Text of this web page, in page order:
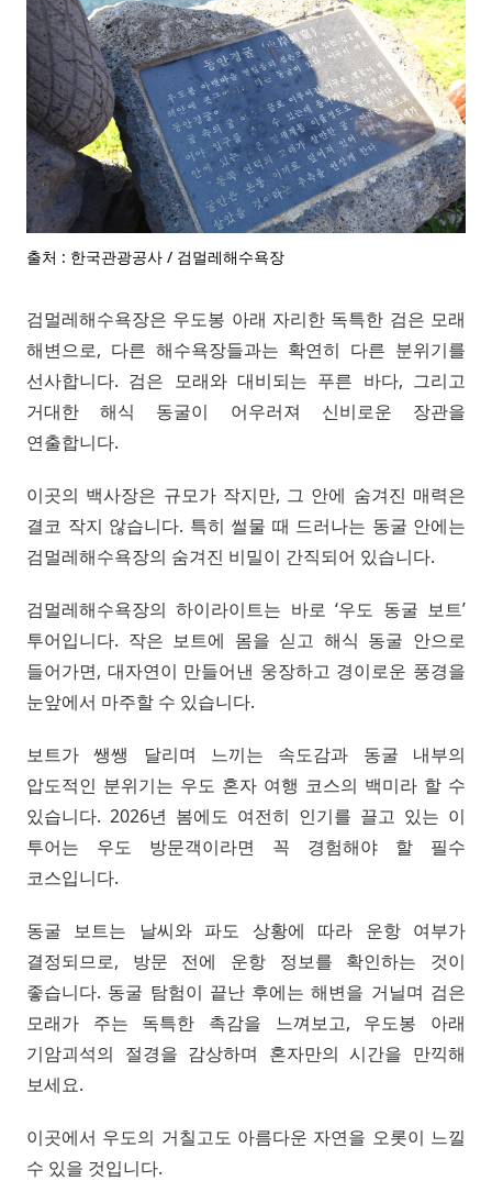
출처 : 한국관광공사 / 검멀레해수욕장
검멀레해수욕장은 우도봉 아래 자리한 독특한 검은 모래
해변으로, 다른 해수욕장들과는 확연히 다른 분위기를
선사합니다. 검은 모래와 대비되는 푸른 바다, 그리고
거대한 해식 동굴이 어우러져 신비로운 장관을
연출합니다.
이곳의 백사장은 규모가 작지만, 그 안에 숨겨진 매력은
결코 작지 않습니다. 특히 썰물 때 드러나는 동굴 안에는
검멀레해수욕장의 숨겨진 비밀이 간직되어 있습니다.
검멀레해수욕장의 하이라이트는 바로 ‘우도 동굴 보트’
투어입니다. 작은 보트에 몸을 싣고 해식 동굴 안으로
들어가면, 대자연이 만들어낸 웅장하고 경이로운 풍경을
눈앞에서 마주할 수 있습니다.
보트가 쌩쌩 달리며 느끼는 속도감과 동굴 내부의
압도적인 분위기는 우도 혼자 여행 코스의 백미라 할 수
있습니다. 2026년 봄에도 여전히 인기를 끌고 있는 이
투어는 우도 방문객이라면 꼭 경험해야 할 필수
코스입니다.
동굴 보트는 날씨와 파도 상황에 따라 운항 여부가
결정되므로, 방문 전에 운항 정보를 확인하는 것이
좋습니다. 동굴 탐험이 끝난 후에는 해변을 거닐며 검은
모래가 주는 독특한 촉감을 느껴보고, 우도봉 아래
기암괴석의 절경을 감상하며 혼자만의 시간을 만끽해
보세요.
이곳에서 우도의 거칠고도 아름다운 자연을 오롯이 느낄
수 있을 것입니다.